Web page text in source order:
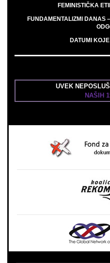
FEMINISTIČKA
FUNDAMENTALIZMI DANAS
DATUMI
UVEK
NAŠIH